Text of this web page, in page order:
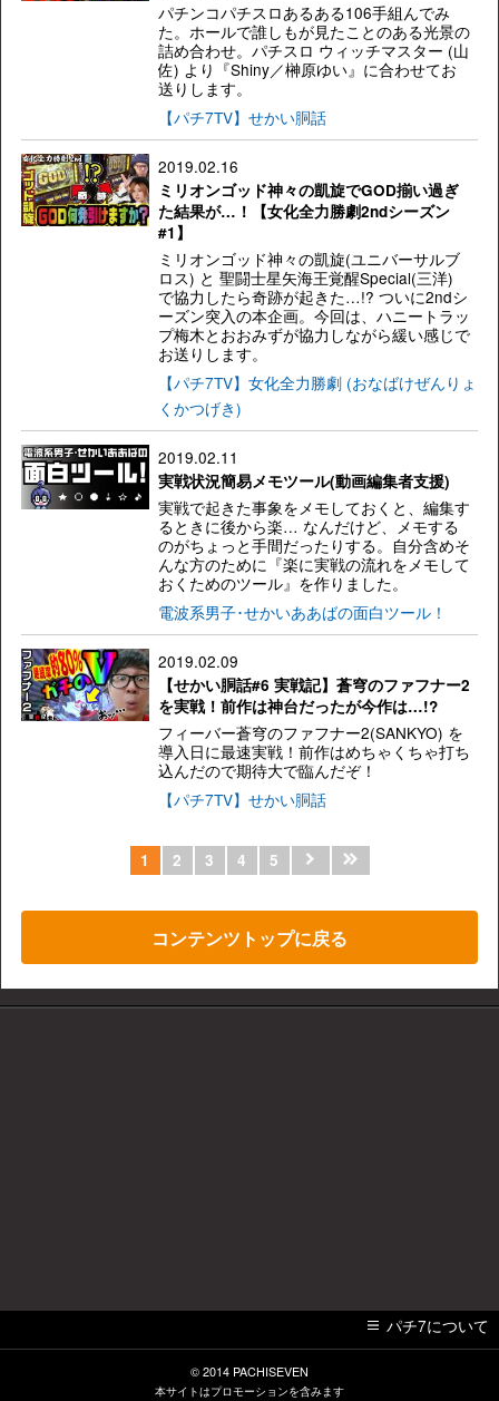
パチンコパチスロあるある106手組んでみ
た。ホールで誰しもが見たことのある光景の
詰め合わせ。パチスロ ウィッチマスター (山
佐) より『Shiny／榊原ゆい』に合わせてお
送りします。
【パチ7TV】せかい胴話
2019.02.16
ミリオンゴッド神々の凱旋でGOD揃い過ぎ
た結果が…！【女化全力勝劇2ndシーズン
#1】
ミリオンゴッド神々の凱旋(ユニバーサルブ
ロス) と 聖闘士星矢海王覚醒Special(三洋)
で協力したら奇跡が起きた…!? ついに2ndシ
ーズン突入の本企画。今回は、ハニートラッ
プ梅木とおおみずが協力しながら緩い感じで
お送りします。
【パチ7TV】女化全力勝劇 (おなばけぜんりょ
くかつげき)
2019.02.11
実戦状況簡易メモツール(動画編集者支援)
実戦で起きた事象をメモしておくと、編集す
るときに後から楽… なんだけど、メモする
のがちょっと手間だったりする。自分含めそ
んな方のために『楽に実戦の流れをメモして
おくためのツール』を作りました。
電波系男子･せかいああばの面白ツール！
2019.02.09
【せかい胴話#6 実戦記】蒼穹のファフナー2
を実戦！前作は神台だったが今作は…!?
フィーバー蒼穹のファフナー2(SANKYO) を
導入日に最速実戦！前作はめちゃくちゃ打ち
込んだので期待大で臨んだぞ！
【パチ7TV】せかい胴話
1 2 3 4 5
コンテンツトップに戻る
パチ7について
© 2014 PACHISEVEN
本サイトはプロモーションを含みます